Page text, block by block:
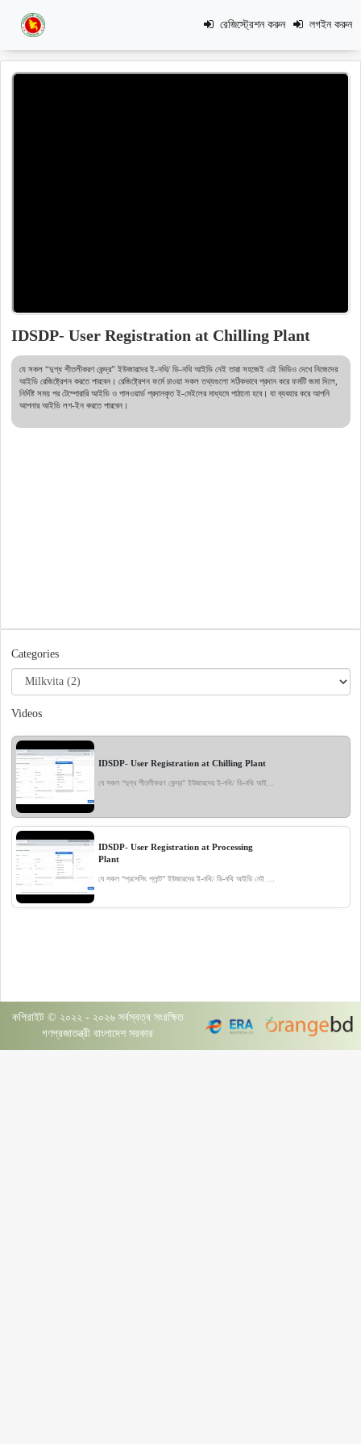
রেজিস্ট্রেশন করুন লগইন করুন
IDSDP- User Registration at Chilling Plant
যে সকল “দুগ্ধ শীতলীকরণ কেন্দ্র” ইউজারদের ই-নথি/ ডি-নথি আইডি নেই তারা সহজেই এই ভিডিও দেখে নিজেদের
আইডি রেজিষ্ট্রেশন করতে পারবেন। রেজিষ্ট্রেশন ফর্মে চাওয়া সকল তথ্যগুলো সঠিকভাবে প্রদান করে ফর্মটি জমা দিলে,
নির্দিষ্ট সময় পর টেম্পোরারি আইডি ও পাসওয়ার্ড প্রদানকৃত ই-মেইলের মাধ্যমে পাঠানো হবে। যা ব্যবহার করে আপনি
আপনার আইডি লগ-ইন করতে পারবেন।
Categories
Videos
IDSDP- User Registration at Chilling Plant
যে সকল “দুগ্ধ শীতলীকরণ কেন্দ্র” ইউজারদের ই-নথি/ ডি-নথি আইডি নেই তারা সহজেই এই ভিডিও দেখে নিজেদের আইডি রেজিষ্ট্রেশন করতে পারবেন। রেজিষ্ট্রেশন ফর্মে চাওয়া সকল তথ্যগুলো সঠিকভাবে প্রদান করে ফর্মটি জমা দিলে, নির্দিষ্ট সময় পর টেম্পোরারি আইডি ও পাসওয়ার্ড প্রদানকৃত ই-মেইলের মাধ্যমে পাঠানো হবে। যা ব্যবহার করে আপনি আপনার আইডি লগ-ইন করতে পারবেন।
IDSDP- User Registration at Processing
Plant
কপিরাইট © ২০২২ - ২০২৬ সর্বস্বত্ব সংরক্ষিত
গণপ্রজাতন্ত্রী বাংলাদেশ সরকার